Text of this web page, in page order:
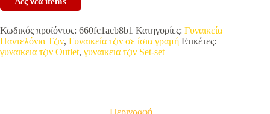
Κωδικός προϊόντος: 660fc1acb8b1 Κατηγορίες: Γυναικεία
Παντελόνια Τζιν, Γυναικεία τζιν σε ίσια γραμή Ετικέτες:
γυναικεια τζιν Outlet, γυναικεια τζιν Set-set
Περιγραφή